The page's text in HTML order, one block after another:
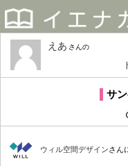
えあ さん
サ
ウィル空間デザインさん